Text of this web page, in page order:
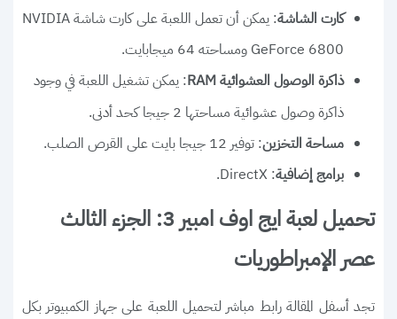
كارت الشاشة
: يمكن أن تعمل اللعبة على كارت شاشة NVIDIA
GeForce 6800 ومساحته 64 ميجابايت.
ذاكرة الوصول العشوائية RAM
: يمكن تشغيل اللعبة في وجود
ذاكرة وصول عشوائية مساحتها 2 جيجا كحد أدنى.
مساحة التخزين: توفير 12 جيجا بايت على القرص الصلب.
برامج إضافية: DirectX.
تحميل لعبة ايج اوف امبير 3: الجزء الثالث
عصر الإمبراطوريات
تجد أسفل المقالة رابط مباشر لتحميل اللعبة على جهاز الكمبيوتر بكل